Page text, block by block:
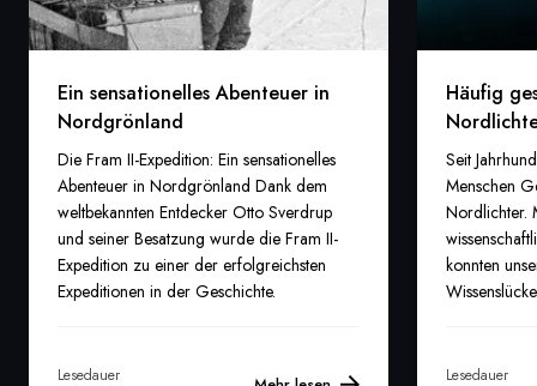
Ein sensationelles Abenteuer in
Nordgrönland
Die Fram II-Expedition: Ein sensationelles
Abenteuer in Nordgrönland Dank dem
weltbekannten Entdecker Otto Sverdrup
und seiner Besatzung wurde die Fram II-
Expedition zu einer der erfolgreichsten
Expeditionen in der Geschichte.
Lesedauer
Häufig
Seit
Menschen
Nordlichter.
konnten
Lesedauer